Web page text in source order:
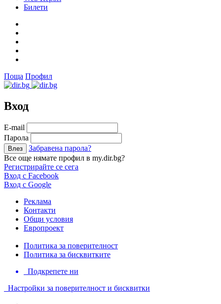
Билети
Поща Профил
Вход
Е-mail
Парола
Забравена парола?
Все още нямате профил в my.dir.bg?
Регистрирайте се сега
Вход с Facebook
Вход с Google
Реклама
Контакти
Общи условия
Европроект
Политика за поверителност
Политика за бисквитките
Подкрепете ни
Настройки за поверителност и бисквитки